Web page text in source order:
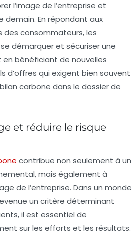
l’image de l’entreprise et
demain. En répondant aux
consommateurs, les
démarquer et sécuriser une
bénéficiant de nouvelles
d’offres qui exigent bien souvent
carbone dans le dossier de
et réduire le risque
contribue non seulement à un
mais également à
de l’entreprise. Dans un monde
un critère déterminant
il est essentiel de
sur les efforts et les résultats.